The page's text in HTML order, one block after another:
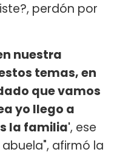
perdón por
nuestra
temas, en
que vamos
yo llego a
la familia', ese
afirmó la